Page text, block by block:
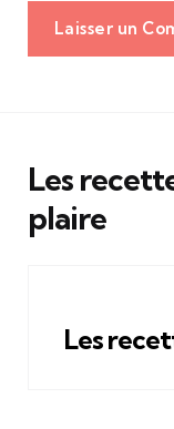
Laisser un
Les
plaire
Les